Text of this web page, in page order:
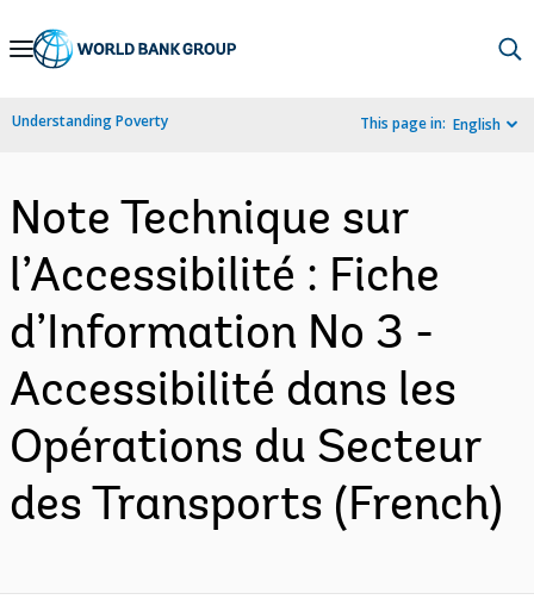
Skip
Navigation
Understanding Poverty This page in: English
Note Technique sur
l’Accessibilité : Fiche
d’Information No 3 -
Accessibilité dans les
Opérations du Secteur
des Transports (French)